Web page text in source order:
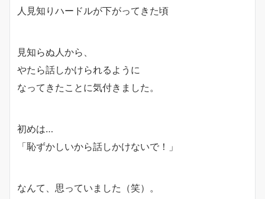
人見知りハードルが下がってきた頃
見知らぬ人から、
やたら話しかけられる ように
なってきたことに気付きました。
初めは…
「恥ずかしいから話しかけないで！」
なんて、思っていました（笑）。